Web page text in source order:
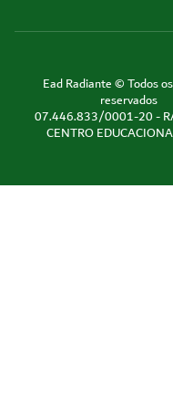
Ead Radiante © Todos
reservados
07.446.833/0001-20 -
CENTRO